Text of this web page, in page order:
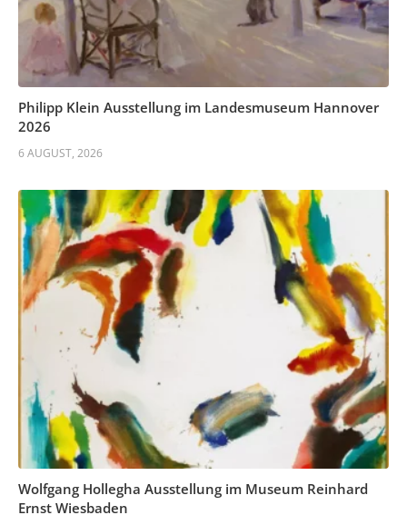
Philipp Klein Ausstellung im Landesmuseum Hannover
2026
6 AUGUST, 2026
Wolfgang Hollegha Ausstellung im Museum Reinhard
Ernst Wiesbaden